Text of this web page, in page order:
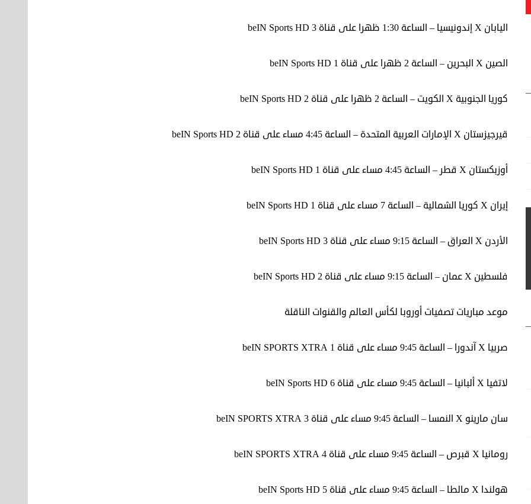
اليابان X إندونيسيا – الساعة 1:30 ظهرا على قناة beIN Sports HD 3
الصين X البحرين – الساعة 2 ظهرا على قناة beIN Sports HD 1
كوريا الجنوبية X الكويت – الساعة 2 ظهرا على قناة beIN Sports HD 2
قيرجيزستان X الإمارات العربية المتحدة – الساعة 4:45 مساء على قناة beIN Sports HD 2
أوزبكستان X قطر – الساعة 4:45 مساء على قناة beIN Sports HD 1
إيران X كوريا الشمالية – الساعة 7 مساء على قناة beIN Sports HD 1
الأردن X العراق – الساعة 9:15 مساء على قناة beIN Sports HD 3
فلسطين X عمان – الساعة 9:15 مساء على قناة beIN Sports HD 2
موعد مباريات تصفيات أوروبا لكأس العالم والقنوات الناقلة
صربيا X آندورا – الساعة 9:45 مساء على قناة beIN SPORTS XTRA 1
لاتفيا X ألبانيا – الساعة 9:45 مساء على قناة beIN Sports HD 6
سان مارينو X النمسا – الساعة 9:45 مساء على قناة beIN SPORTS XTRA 3
رومانيا X قبرص – الساعة 9:45 مساء على قناة beIN SPORTS XTRA 4
هولندا X مالطا – الساعة 9:45 مساء على قناة beIN Sports HD 5